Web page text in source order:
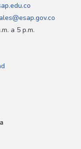
a 5 p.m.